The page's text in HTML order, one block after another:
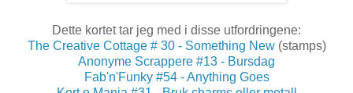
Dette kortet tar jeg med i disse utfordringene:
The Creative Cottage # 30 - Something New(stamps)
Anonyme Scrappere #13 - Bursdag
Fab'n'Funky #54 - Anything Goes